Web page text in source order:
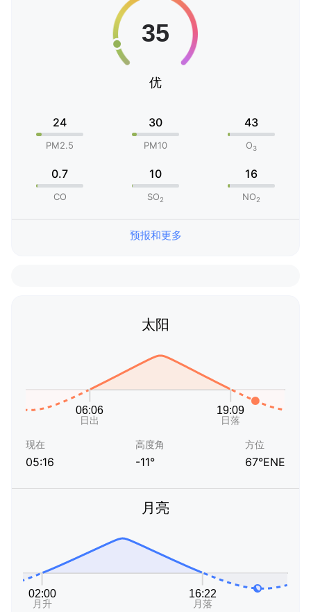
优
24
PM2.5
30
PM10
43
O3
0.7
CO
10
SO2
16
NO2
预报和更多
太阳
现在
05:16
高度角
-11°
方位
67°ENE
月亮